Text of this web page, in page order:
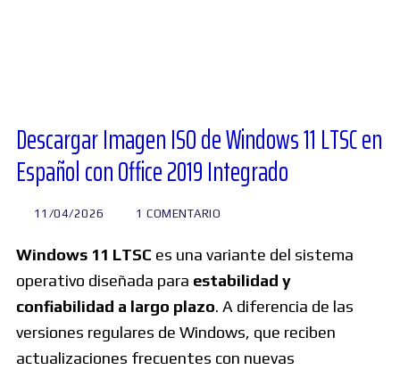
Foros
Buscar:
Descargar Imagen ISO de Windows 11 LTSC en
Español con Office 2019 Integrado
11/04/2026 1 COMENTARIO
Windows 11 LTSC es una variante del sistema
operativo diseñada para estabilidad y
confiabilidad a largo plazo. A diferencia de las
versiones regulares de Windows, que reciben
actualizaciones frecuentes con nuevas